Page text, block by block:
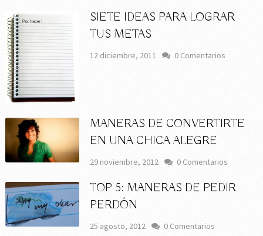
SIETE IDEAS PARA LOGRAR
TUS METAS
12 diciembre, 2011 0 Comentarios
MANERAS DE CONVERTIRTE
EN UNA CHICA ALEGRE
29 noviembre, 2012 0 Comentarios
TOP 5: MANERAS DE PEDIR
PERDÓN
25 agosto, 2012 0 Comentarios